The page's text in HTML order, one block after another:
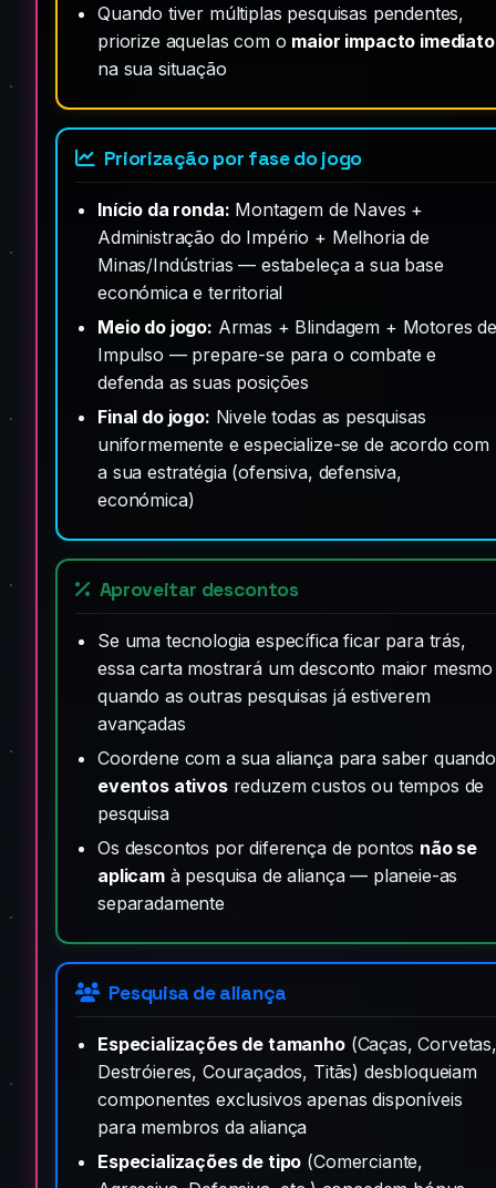
Quando tiver múltiplas pesquisas pendentes,
priorize aquelas com o maior impacto imediato
na sua situação
Priorização por fase do jogo
Início da ronda: Montagem de Naves +
Administração do Império + Melhoria de
Minas/Indústrias — estabeleça a sua base
económica e territorial
Meio do jogo: Armas + Blindagem + Motores de
Impulso — prepare-se para o combate e
defenda as suas posições
Final do jogo: Nivele todas as pesquisas
uniformemente e especialize-se de acordo com
a sua estratégia (ofensiva, defensiva,
económica)
Aproveitar descontos
Se uma tecnologia específica ficar para trás,
essa carta mostrará um desconto maior mesmo
quando as outras pesquisas já estiverem
avançadas
Coordene com a sua aliança para saber quando
eventos ativosreduzem custos ou tempos de
pesquisa
Os descontos por diferença de pontos não se
aplicamà pesquisa de aliança — planeie-as
separadamente
Pesquisa de aliança
Especializações de tamanho(Caças, Corvetas,
Destróieres, Couraçados, Titãs) desbloqueiam
componentes exclusivos apenas disponíveis
para membros da aliança
Especializações de tipo (Comerciante,